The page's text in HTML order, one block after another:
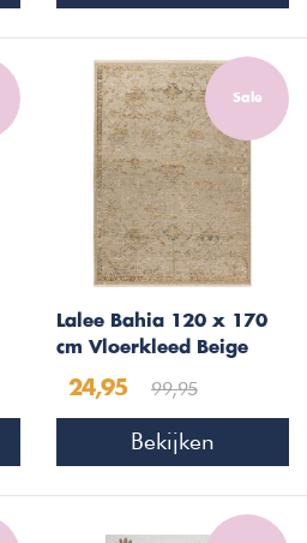
Sale
Lalee Bahia 120 x 170
cm Vloerkleed Beige
24,95 99,95
Bekijken